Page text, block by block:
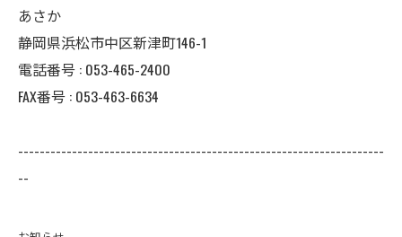
あさか
静岡県浜松市中区新津町146-1
電話番号 : 053-465-2400
FAX番号 : 053-463-6634
--------------------------------------------------------------------
--